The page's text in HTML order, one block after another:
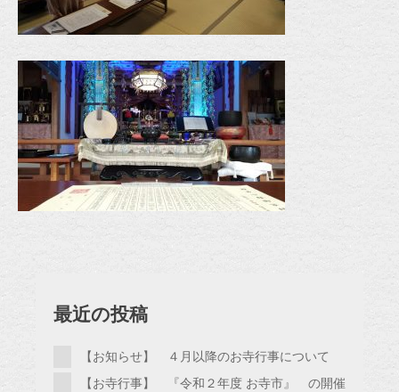
最近の投稿
【お知らせ】 ４月以降のお寺行事について
【お寺行事】 『令和２年度 お寺市』 の開催